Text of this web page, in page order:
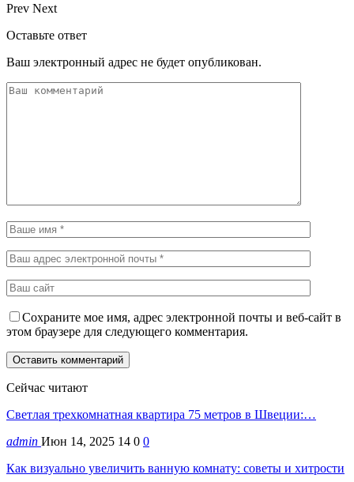
Prev Next
Оставьте ответ
Ваш электронный адрес не будет опубликован.
Сохраните мое имя, адрес электронной почты и веб-сайт в
этом браузере для следующего комментария.
Сейчас читают
Светлая трехкомнатная квартира 75 метров в Швеции:…
admin Июн 14, 2025 14 0 0
Как визуально увеличить ванную комнату: советы и хитрости